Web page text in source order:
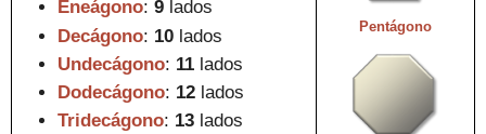
Eneágono:9 lados
Decágono: 10 lados
Undecágono: 11 lados
Dodecágono: 12 lados
Tridecágono: 13 lados
Pentágono